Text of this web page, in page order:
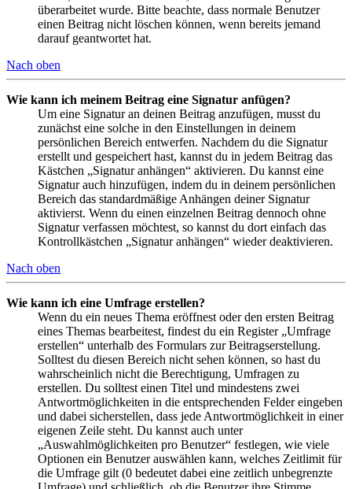
überarbeitet wurde. Bitte beachte, dass normale Benutzer
einen Beitrag nicht löschen können, wenn bereits jemand
darauf geantwortet hat.
Nach oben
Wie kann ich meinem Beitrag eine Signatur anfügen?
Um eine Signatur an deinen Beitrag anzufügen, musst du
zunächst eine solche in den Einstellungen in deinem
persönlichen Bereich entwerfen. Nachdem du die Signatur
erstellt und gespeichert hast, kannst du in jedem Beitrag das
Kästchen „Signatur anhängen“ aktivieren. Du kannst eine
Signatur auch hinzufügen, indem du in deinem persönlichen
Bereich das standardmäßige Anhängen deiner Signatur
aktivierst. Wenn du einen einzelnen Beitrag dennoch ohne
Signatur verfassen möchtest, so kannst du dort einfach das
Kontrollkästchen „Signatur anhängen“ wieder deaktivieren.
Nach oben
Wie kann ich eine Umfrage erstellen?
Wenn du ein neues Thema eröffnest oder den ersten Beitrag
eines Themas bearbeitest, findest du ein Register „Umfrage
erstellen“ unterhalb des Formulars zur Beitragserstellung.
Solltest du diesen Bereich nicht sehen können, so hast du
wahrscheinlich nicht die Berechtigung, Umfragen zu
erstellen. Du solltest einen Titel und mindestens zwei
Antwortmöglichkeiten in die entsprechenden Felder eingeben
und dabei sicherstellen, dass jede Antwortmöglichkeit in einer
eigenen Zeile steht. Du kannst auch unter
„Auswahlmöglichkeiten pro Benutzer“ festlegen, wie viele
Optionen ein Benutzer auswählen kann, welches Zeitlimit für
die Umfrage gilt (0 bedeutet dabei eine zeitlich unbegrenzte